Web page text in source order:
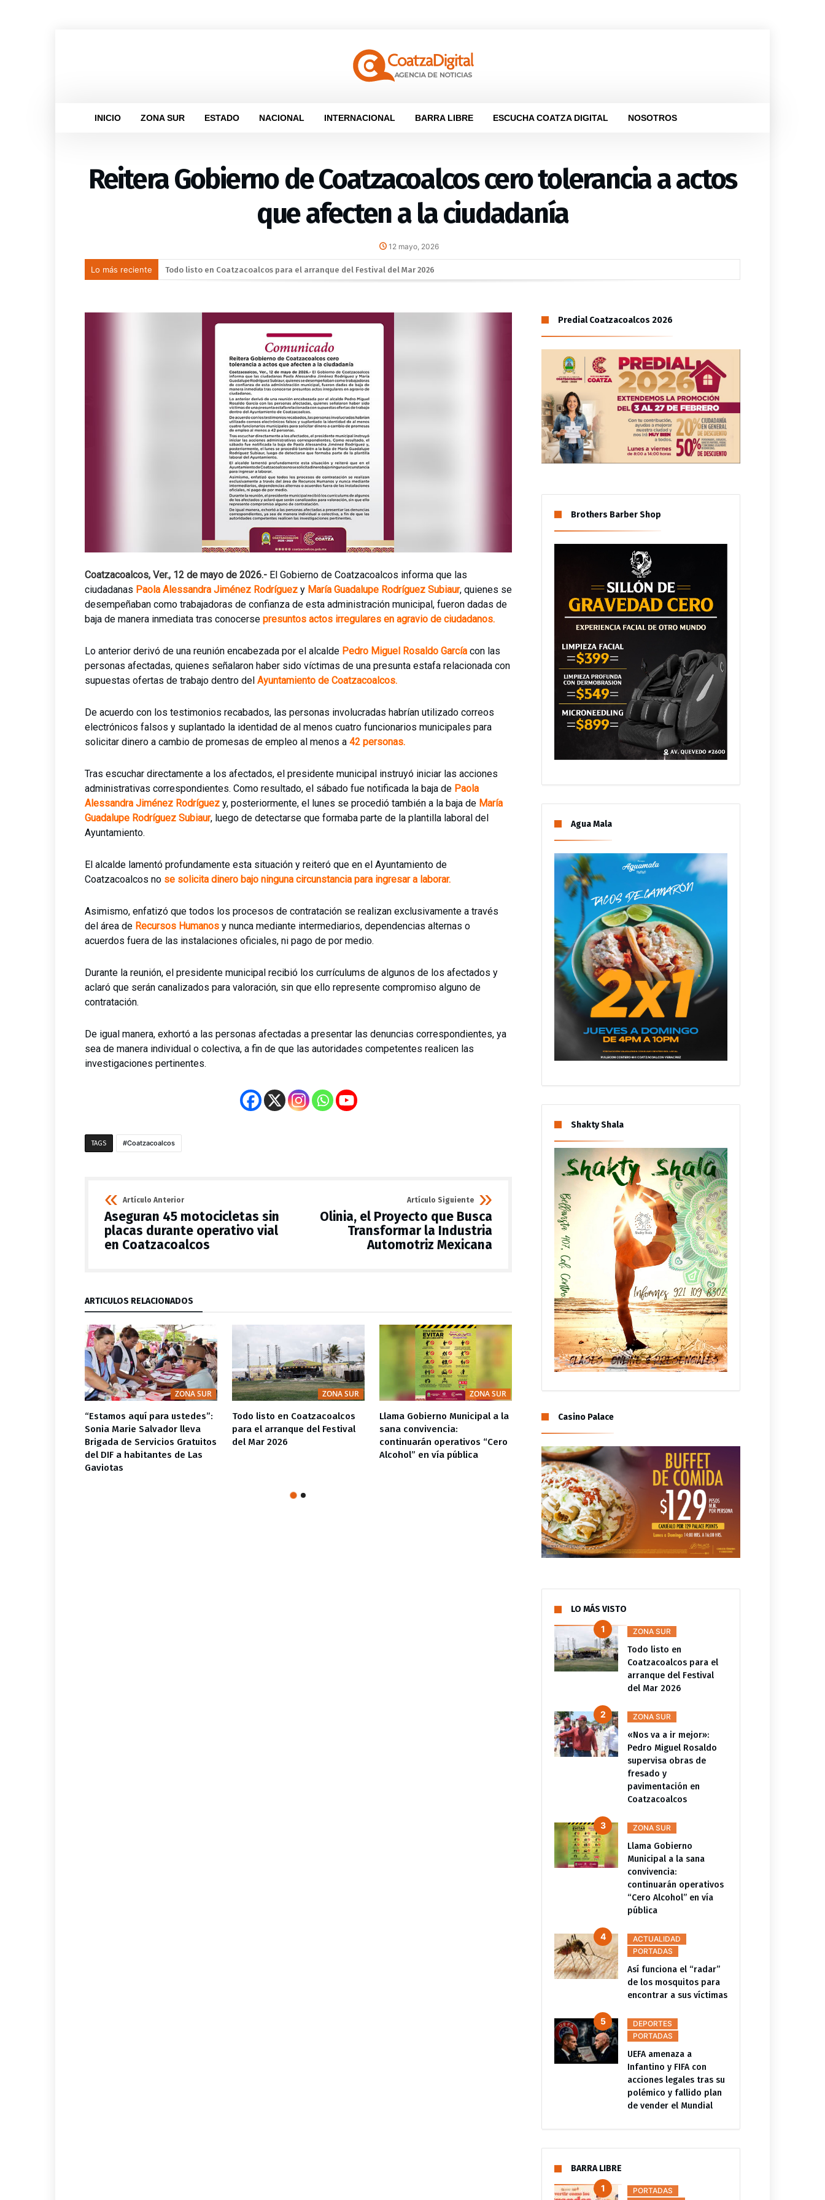
INICIO ZONA SUR ESTADO NACIONAL INTERNACIONAL BARRA LIBRE ESCUCHA COATZA DIGITAL NOSOTROS
Reitera Gobierno de Coatzacoalcos cero tolerancia a actos
que afecten a la ciudadanía
12 mayo, 2026
Lo más reciente Llama Gobierno Municipal a la sana convivencia: continuarán operativos “Cero Alcohol” en vía pública
Impulsa Gobierno de Coatzacoalcos economía local con espacios gratuitos para el Festival del Mar
Posible impacto lunar de basura espacial reabre debate sobre los desechos en el espacio
Coatzacoalcos, Ver., 12 de mayo de 2026.- El Gobierno de Coatzacoalcos informa que las
ciudadanas Paola Alessandra Jiménez Rodríguez y María Guadalupe Rodríguez Subiaur, quienes se
desempeñaban como trabajadoras de confianza de esta administración municipal, fueron dadas de
baja de manera inmediata tras conocerse presuntos actos irregulares en agravio de ciudadanos.
Lo anterior derivó de una reunión encabezada por el alcalde Pedro Miguel Rosaldo García con las
personas afectadas, quienes señalaron haber sido víctimas de una presunta estafa relacionada con
supuestas ofertas de trabajo dentro del Ayuntamiento de Coatzacoalcos.
De acuerdo con los testimonios recabados, las personas involucradas habrían utilizado correos
electrónicos falsos y suplantado la identidad de al menos cuatro funcionarios municipales para
solicitar dinero a cambio de promesas de empleo al menos a 42 personas.
Tras escuchar directamente a los afectados, el presidente municipal instruyó iniciar las acciones
administrativas correspondientes. Como resultado, el sábado fue notificada la baja de Paola
Alessandra Jiménez Rodríguez y, posteriormente, el lunes se procedió también a la baja de María
Guadalupe Rodríguez Subiaur, luego de detectarse que formaba parte de la plantilla laboral del
Ayuntamiento.
El alcalde lamentó profundamente esta situación y reiteró que en el Ayuntamiento de
Coatzacoalcos no se solicita dinero bajo ninguna circunstancia para ingresar a laborar.
Asimismo, enfatizó que todos los procesos de contratación se realizan exclusivamente a través
del área de Recursos Humanos y nunca mediante intermediarios, dependencias alternas o
acuerdos fuera de las instalaciones oficiales, ni pago de por medio.
Durante la reunión, el presidente municipal recibió los currículums de algunos de los afectados y
aclaró que serán canalizados para valoración, sin que ello represente compromiso alguno de
contratación.
De igual manera, exhortó a las personas afectadas a presentar las denuncias correspondientes, ya
sea de manera individual o colectiva, a fin de que las autoridades competentes realicen las
investigaciones pertinentes.
TAGS Coatzacoalcos
Artículo Anterior
Aseguran 45 motocicletas sin
placas durante operativo vial
en Coatzacoalcos
Artículo Siguiente
Olinia, el Proyecto que Busca
Transformar la Industria
Automotriz Mexicana
ARTÍCULOS RELACIONADOS
ZONA SUR
“Estamos aquí para ustedes”:
Sonia Marie Salvador lleva
Brigada de Servicios Gratuitos
del DIF a habitantes de Las
Gaviotas
ZONA SUR
Todo listo en Coatzacoalcos
para el arranque del Festival
del Mar 2026
ZONA SUR
Llama Gobierno Municipal a la
sana convivencia:
continuarán operativos “Cero
Alcohol” en vía pública
ZONA SUR
Una silla de ruedas, un nuevo
responden a petición de
familia
Festival del Mar
Predial Coatzacoalcos 2026
Brothers Barber Shop
Agua Mala
Shakty Shala
Casino Palace
LO MÁS VISTO
ZONA SUR
Todo listo en
Coatzacoalcos para el
arranque del Festival
del Mar 2026
ZONA SUR
«Nos va a ir mejor»:
Pedro Miguel Rosaldo
supervisa obras de
fresado y
pavimentación en
Coatzacoalcos
ZONA SUR
Llama Gobierno
Municipal a la sana
convivencia:
continuarán operativos
“Cero Alcohol” en vía
pública
ACTUALIDAD
PORTADAS
Así funciona el “radar”
de los mosquitos para
encontrar a sus víctimas
DEPORTES
PORTADAS
UEFA amenaza a
Infantino y FIFA con
acciones legales tras su
polémico y fallido plan
de vender el Mundial
BARRA LIBRE
PORTADAS